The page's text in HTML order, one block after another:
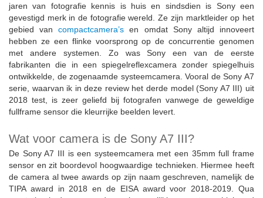
jaren van fotografie kennis is huis en sindsdien is Sony een
gevestigd merk in de fotografie wereld. Ze zijn marktleider op het
gebied vancompactcamera’s en omdat Sony altijd innoveert
hebben ze een flinke voorsprong op de concurrentie genomen
met andere systemen. Zo was Sony een van de eerste
fabrikanten die in een spiegelreflexcamera zonder spiegelhuis
ontwikkelde, de zogenaamde systeemcamera. Vooral de Sony A7
serie, waarvan ik in deze review het derde model (Sony A7 III) uit
2018 test, is zeer geliefd bij fotografen vanwege de geweldige
fullframe sensor die kleurrijke beelden levert.
Wat voor camera is de Sony A7 III?
De Sony A7 III is een systeemcamera met een 35mm full frame
sensor en zit boordevol hoogwaardige technieken. Hiermee heeft
de camera al twee awards op zijn naam geschreven, namelijk de
TIPA award in 2018 en de EISA award voor 2018-2019. Qua